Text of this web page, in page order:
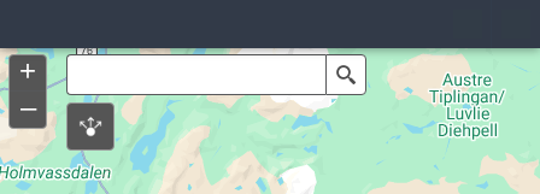
Search
+
–